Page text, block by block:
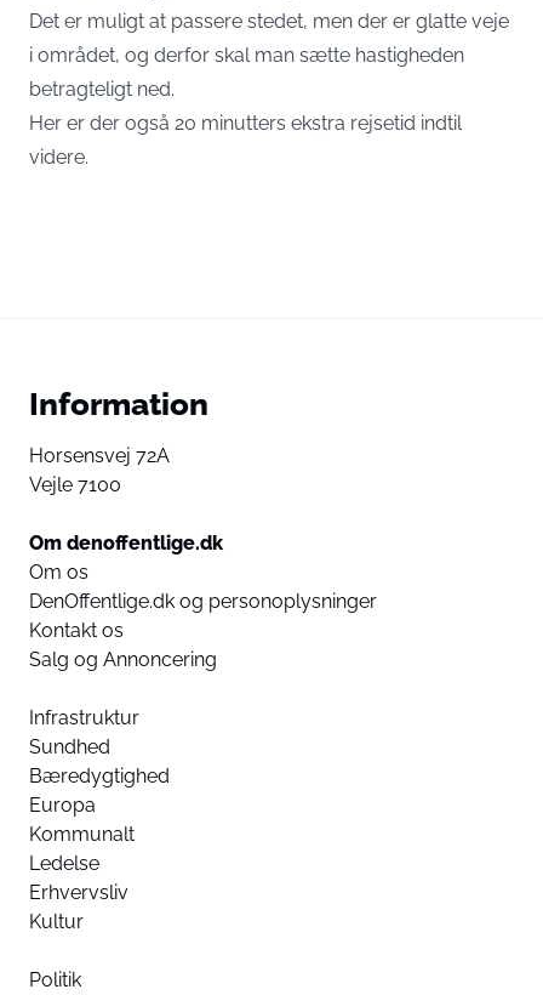
Det er muligt at passere stedet, men der er glatte veje
i området, og derfor skal man sætte hastigheden
betragteligt ned.
Her er der også 20 minutters ekstra rejsetid indtil
videre.
Information
Horsensvej 72A
Vejle 7100
Om denoffentlige.dk
Om os
DenOffentlige.dk og personoplysninger
Kontakt os
Salg og Annoncering
Infrastruktur
Sundhed
Bæredygtighed
Europa
Kommunalt
Ledelse
Erhvervsliv
Kultur
Politik